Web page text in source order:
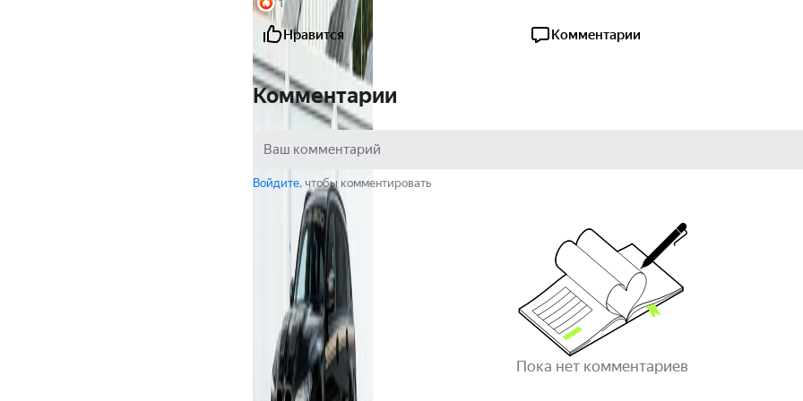
1
Нравится Комментарии
Комментарии
Войдите, чтобы комментировать
Пока нет комментариев